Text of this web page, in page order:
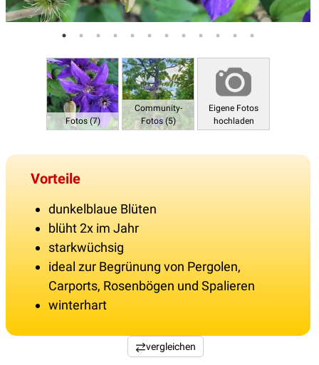
Fotos (7)
Community-
Fotos (5)
Eigene Fotos
hochladen
Vorteile
dunkelblaue Blüten
blüht 2x im Jahr
starkwüchsig
ideal zur Begrünung von Pergolen,
Carports, Rosenbögen und Spalieren
winterhart
vergleichen